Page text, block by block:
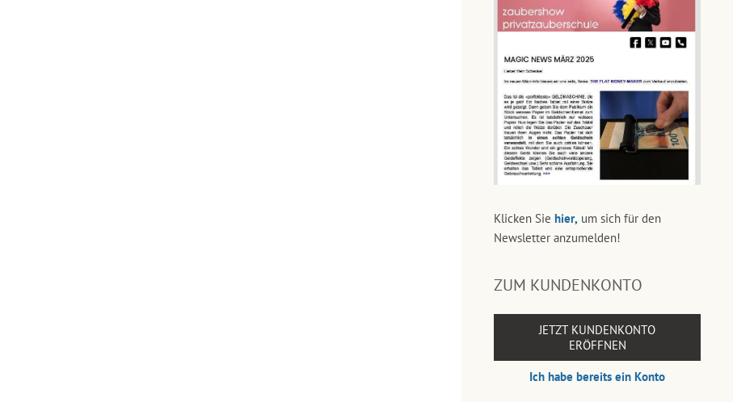
Klicken Sie hier, um sich für den
Newsletter anzumelden!
ZUM KUNDENKONTO
JETZT KUNDENKONTO
ERÖFFNEN
Ich habe bereits ein Konto